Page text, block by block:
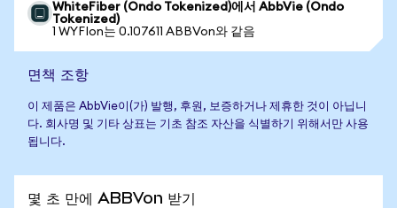
WhiteFiber (Ondo Tokenized)에서 AbbVie (Ondo
Tokenized)
1 WYFIon는 0.107611 ABBVon와 같음
면책 조항
이 제품은 AbbVie이(가) 발행, 후원, 보증하거나 제휴한 것이 아닙니
다. 회사명 및 기타 상표는 기초 참조 자산을 식별하기 위해서만 사용
됩니다.
몇 초 만에 ABBVon 받기